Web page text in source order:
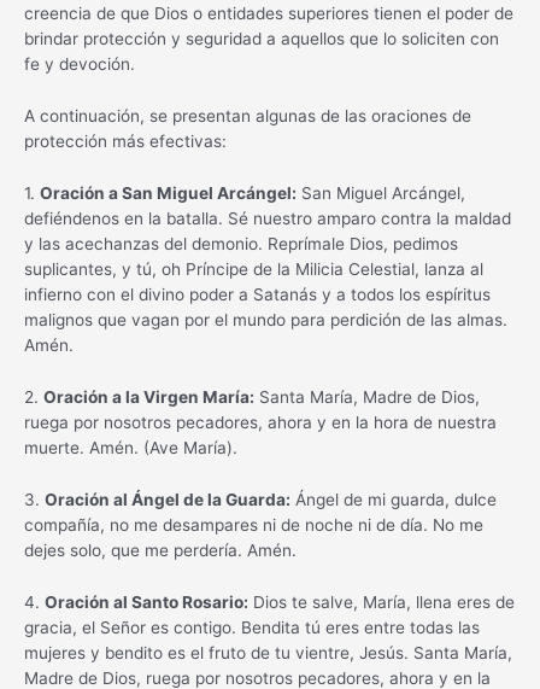
creencia de que Dios o entidades superiores tienen el poder de
brindar protección y seguridad a aquellos que lo soliciten con
fe y devoción.
A continuación, se presentan algunas de las oraciones de
protección más efectivas:
1. Oración a San Miguel Arcángel: San Miguel Arcángel,
defiéndenos en la batalla. Sé nuestro amparo contra la maldad
y las acechanzas del demonio. Reprímale Dios, pedimos
suplicantes, y tú, oh Príncipe de la Milicia Celestial, lanza al
infierno con el divino poder a Satanás y a todos los espíritus
malignos que vagan por el mundo para perdición de las almas.
Amén.
2. Oración a la Virgen María: Santa María, Madre de Dios,
ruega por nosotros pecadores, ahora y en la hora de nuestra
muerte. Amén. (Ave María).
3. Oración al Ángel de la Guarda: Ángel de mi guarda, dulce
compañía, no me desampares ni de noche ni de día. No me
dejes solo, que me perdería. Amén.
4. Oración al Santo Rosario: Dios te salve, María, llena eres de
gracia, el Señor es contigo. Bendita tú eres entre todas las
mujeres y bendito es el fruto de tu vientre, Jesús. Santa María,
Madre de Dios, ruega por nosotros pecadores, ahora y en la